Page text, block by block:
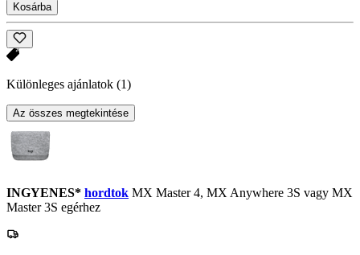
Kosárba
Különleges ajánlatok (1)
Az összes megtekintése
INGYENES* hordtok MX Master 4, MX Anywhere 3S vagy MX
Master 3S egérhez